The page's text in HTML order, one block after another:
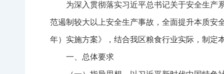
为深入贯彻落实习近平总书记关于安全生产
范遏制较大以上安全生产事故，全面提升本质安
年）实施方案》，结合我区粮食行业实际，制定
一、总体要求